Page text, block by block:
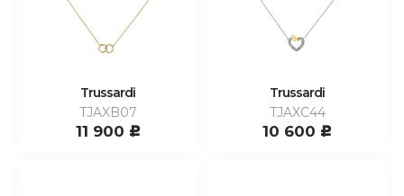
Trussardi
TJAXB07
11 900 c
Trussardi
TJAXC44
10 600 c